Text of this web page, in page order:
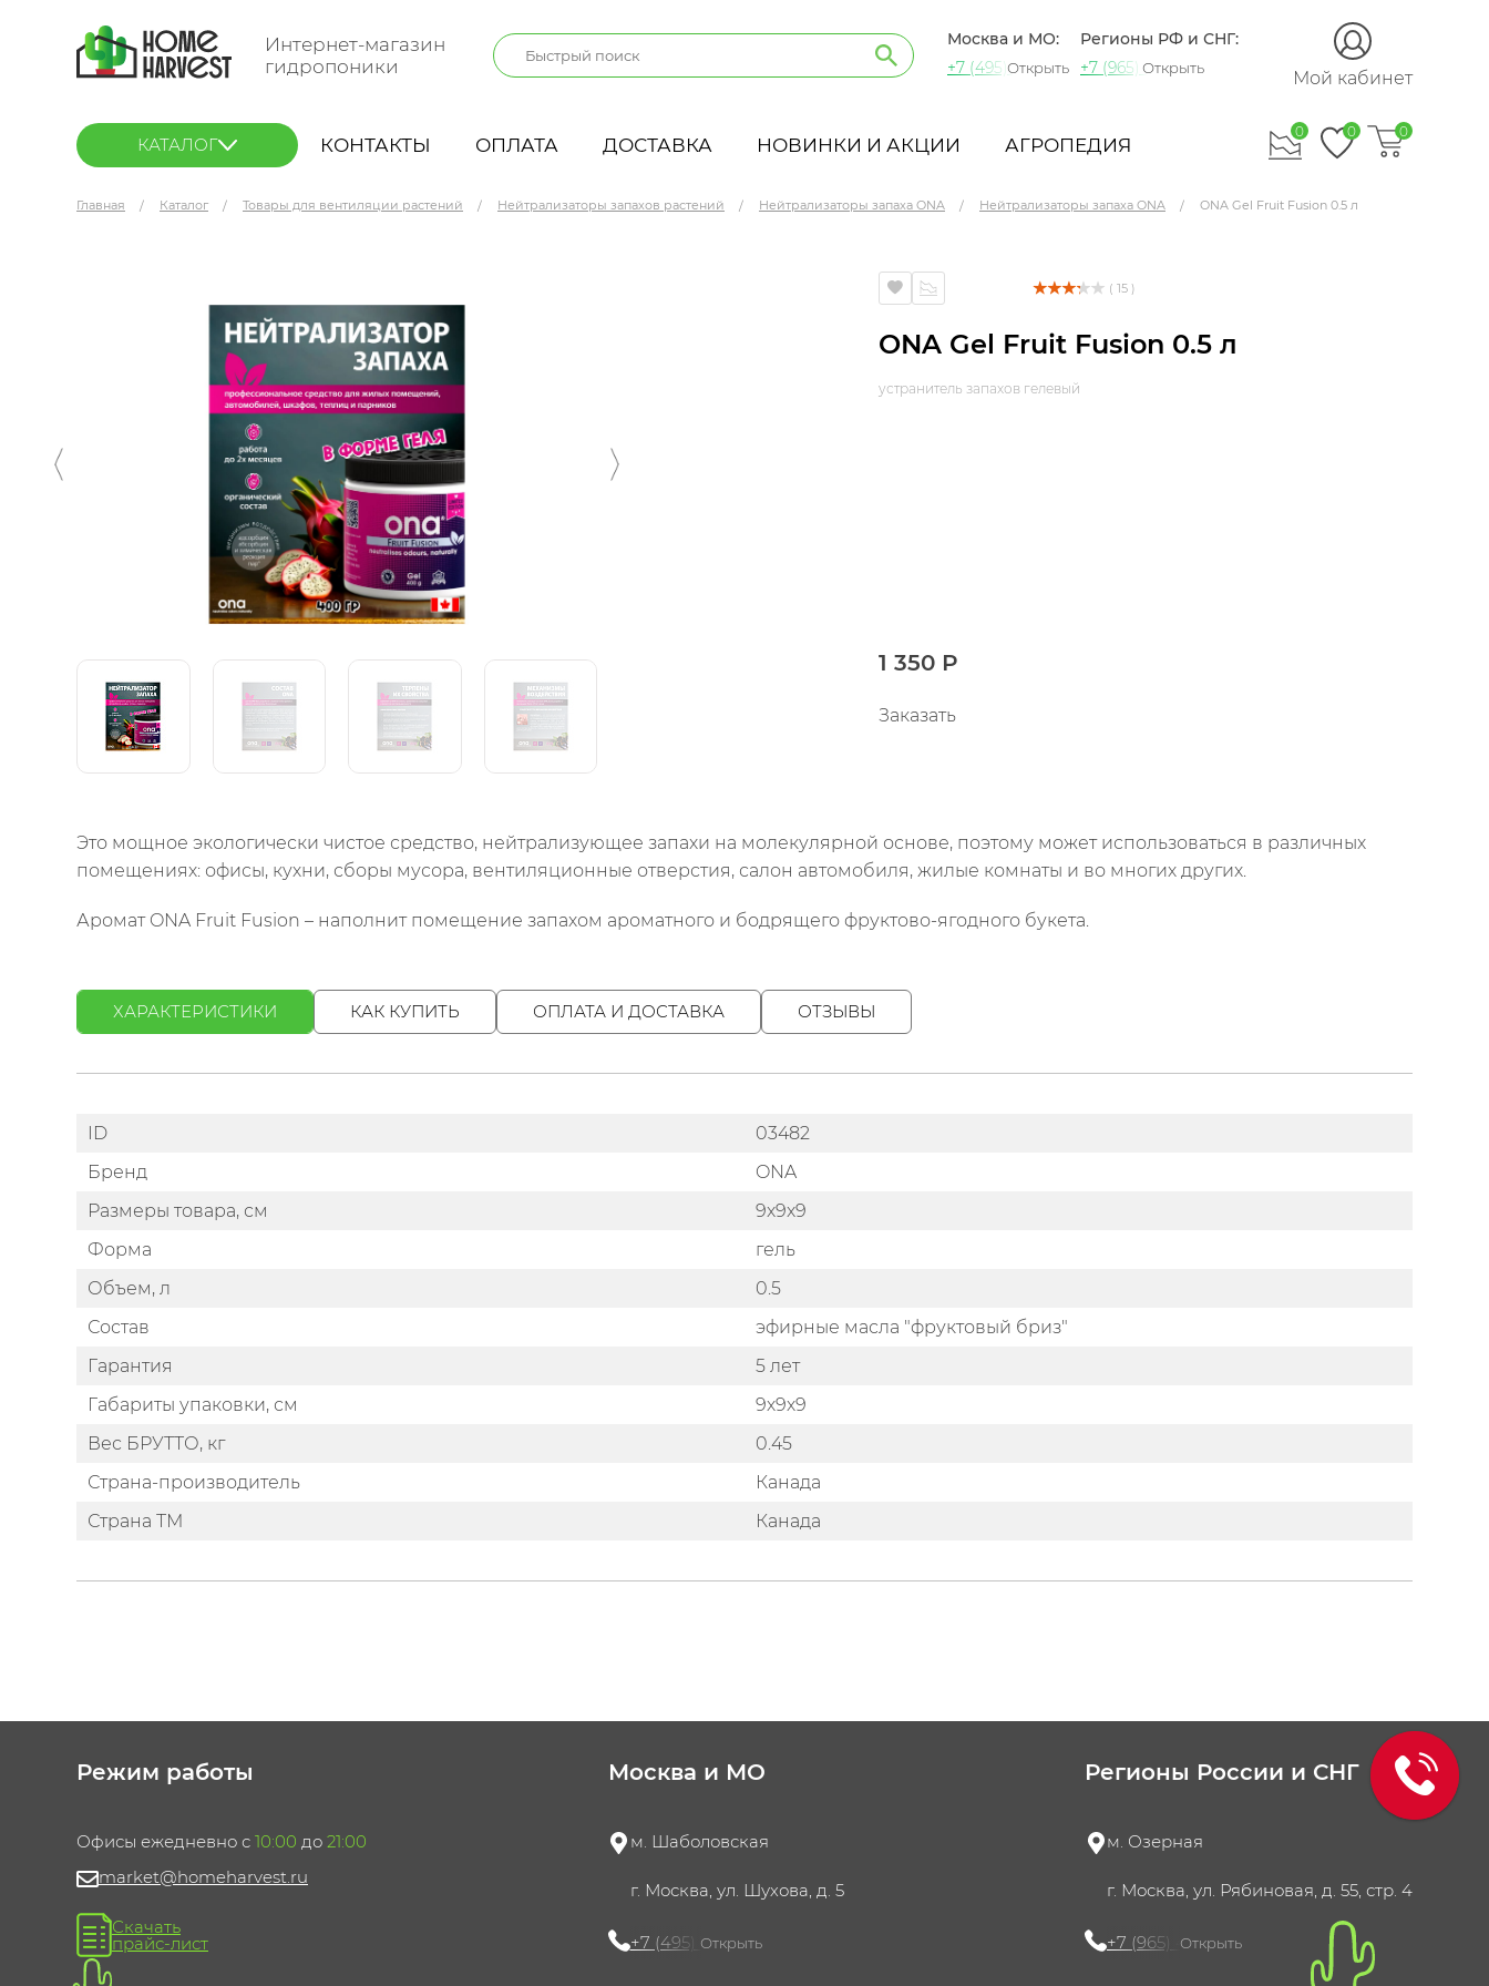
Интернет-магазин
гидропоники
Москва и МО:
+7 (495) 721-60-15
Открыть
Регионы РФ и СНГ:
+7 (965) 420-10-10
Открыть Мой кабинет
КАТАЛОГ КОНТАКТЫ ОПЛАТА ДОСТАВКА НОВИНКИ И АКЦИИ АГРОПЕДИЯ
0 0 0
Главная Каталог Товары для вентиляции растений Нейтрализаторы запахов растений Нейтрализаторы запаха ONA Нейтрализаторы запаха ONA ONA Gel Fruit Fusion 0.5 л
( 15 )
ONA Gel Fruit Fusion 0.5 л
устранитель запахов гелевый
1 350 Р
Заказать
Это мощное экологически чистое средство, нейтрализующее запахи на молекулярной основе, поэтому может использоваться в различных
помещениях: офисы, кухни, сборы мусора, вентиляционные отверстия, салон автомобиля, жилые комнаты и во многих других.
Аромат ONA Fruit Fusion – наполнит помещение запахом ароматного и бодрящего фруктово-ягодного букета.
ХАРАКТЕРИСТИКИ КАК КУПИТЬ ОПЛАТА И ДОСТАВКА ОТЗЫВЫ
ID
03482
Бренд
ONA
Размеры товара, см
9x9x9
Форма
гель
Объем, л
0.5
Состав
эфирные масла "фруктовый бриз"
Гарантия
5 лет
Габариты упаковки, см
9х9х9
Вес БРУТТО, кг
0.45
Страна-производитель
Канада
Страна ТМ
Канада
Режим работы
Офисы ежедневно с 10:00 до 21:00
market@homeharvest.ru
Скачать
прайс-лист
Москва и МО
м. Шаболовская
г. Москва, ул. Шухова, д. 5
+7 (495) 721-60-15
Открыть
Регионы России и СНГ
м. Озерная
г. Москва, ул. Рябиновая, д. 55, стр. 4
+7 (965) 420-10-10
Открыть